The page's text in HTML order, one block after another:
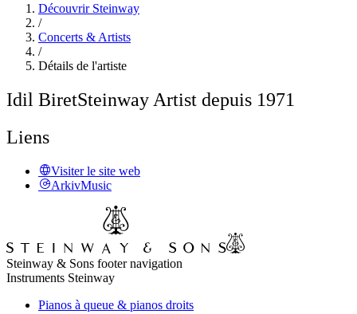
Découvrir Steinway
/
Concerts & Artists
/
Détails de l'artiste
Idil BiretSteinway Artist depuis 1971
Liens
Visiter le site web
ArkivMusic
Steinway & Sons footer navigation
Instruments Steinway
Pianos à queue & pianos droits